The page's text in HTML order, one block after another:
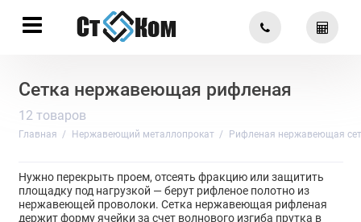
Сетка нержавеющая рифленая
12 товаров
Главная Нержавеющий металлопрокат Рифленая нержавеющая
Нужно перекрыть проем, отсеять фракцию или защитить
площадку под нагрузкой — берут рифленое полотно из
нержавеющей проволоки. Сетка нержавеющая рифленая
держит форму ячейки за счет волнового изгиба прутка в